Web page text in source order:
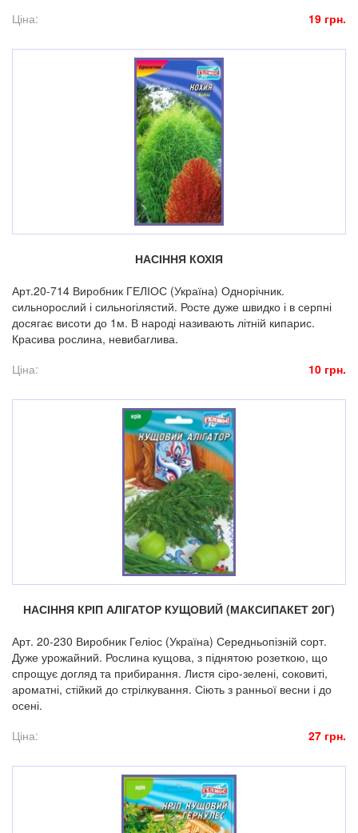
Ціна:
19 грн.
НАСІННЯ КОХІЯ
Арт.20-714 Виробник ГЕЛІОС (Україна) Однорічник.
сильнорослий і сильногілястий. Росте дуже швидко і в серпні
досягає висоти до 1м. В народі називають літній кипарис.
Красива рослина, невибаглива.
Ціна:
10 грн.
НАСІННЯ КРІП АЛІГАТОР КУЩОВИЙ (МАКСИПАКЕТ 20Г)
Арт. 20-230 Виробник Геліос (Україна) Середньопізній сорт.
Дуже урожайний. Рослина кущова, з піднятою розеткою, що
спрощує догляд та прибирання. Листя сіро-зелені, соковиті,
ароматні, стійкий до стрілкування. Сіють з ранньої весни і до
осені.
Ціна:
27 грн.